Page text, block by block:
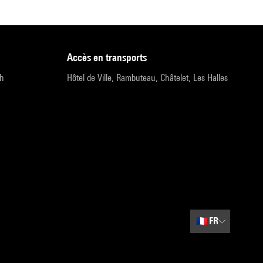
accès en transports
Hôtel de Ville, Rambuteau, Châtelet, Les Halles
🇫🇷 FR